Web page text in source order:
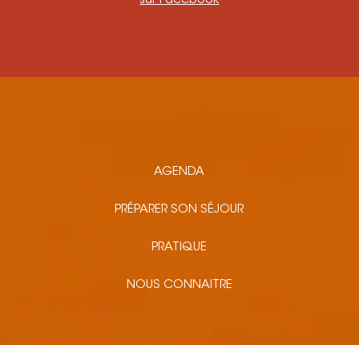
AGENDA
PRÉPARER SON SÉJOUR
PRATIQUE
NOUS CONNAITRE